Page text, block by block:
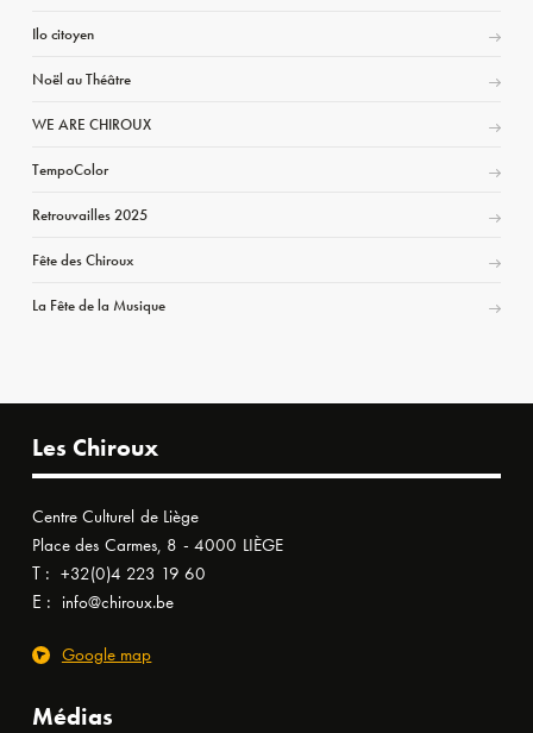
Ilo citoyen
Noël au Théâtre
WE ARE CHIROUX
TempoColor
Retrouvailles 2025
Fête des Chiroux
La Fête de la Musique
Les Chiroux
Centre Culturel de Liège
Place des Carmes, 8 - 4000 LIÈGE
T : +32(0)4 223 19 60
E : info@chiroux.be
Google map
Médias